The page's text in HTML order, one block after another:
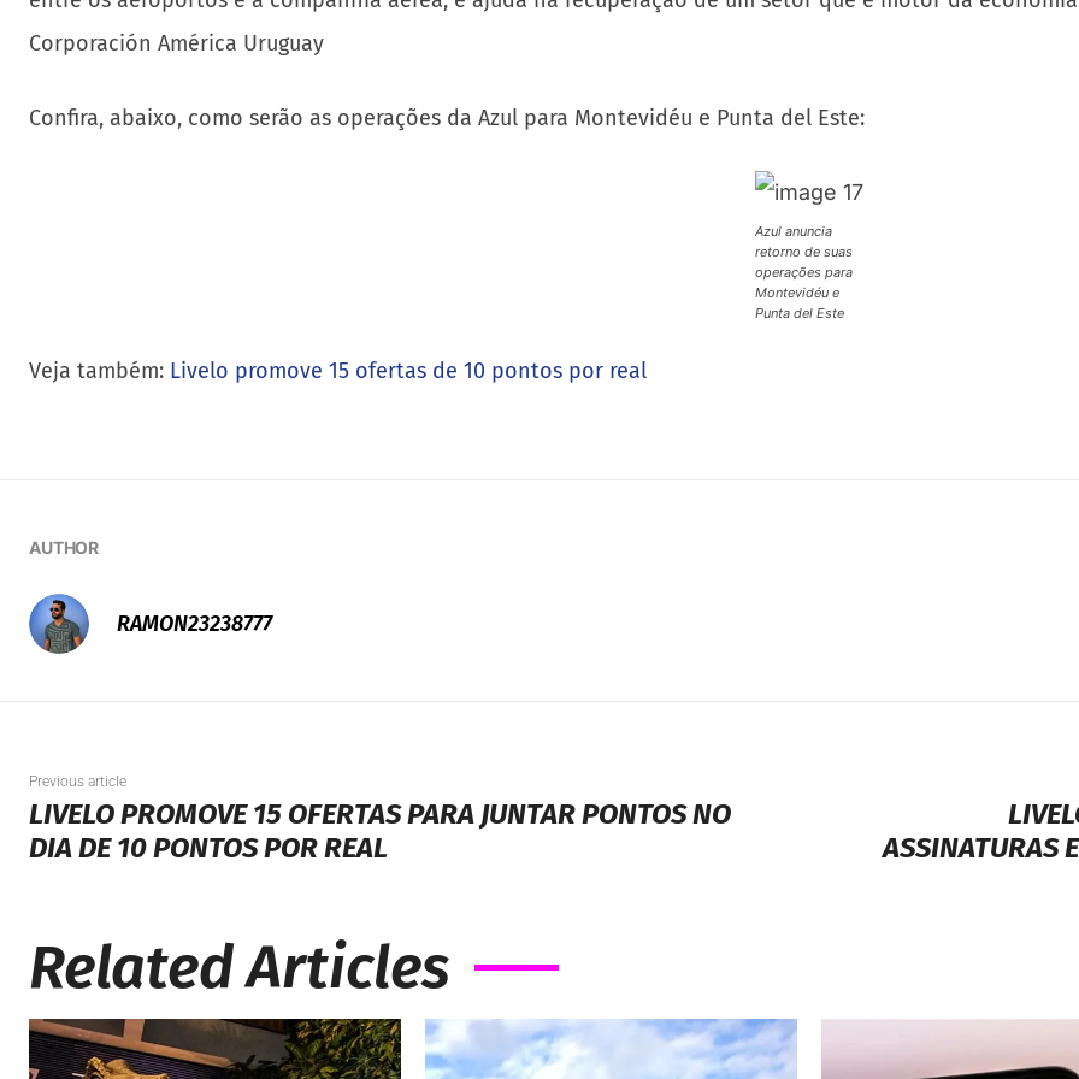
Corporación América Uruguay
Confira, abaixo, como serão as operações da Azul para Montevidéu e Punta del Este:
Azul anuncia
retorno de suas
operações para
Montevidéu e
Punta del Este
Veja também: Livelo promove 15 ofertas de 10 pontos por real
AUTHOR
RAMON23238777
Previous article
LIVELO PROMOVE 15 OFERTAS PARA JUNTAR PONTOS NO
DIA DE 10 PONTOS POR REAL
ASSINATURAS
Related Articles